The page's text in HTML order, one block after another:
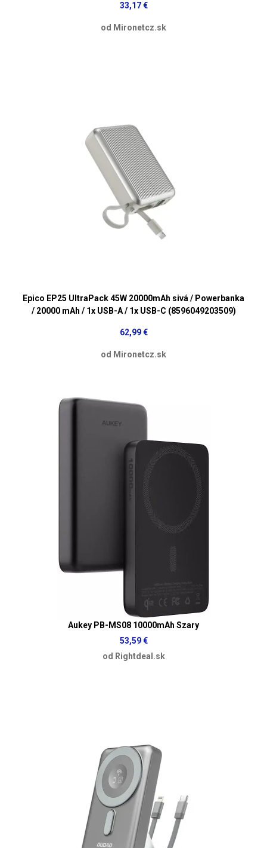
33,17 €
od Mironetcz.sk
Epico EP25 UltraPack 45W 20000mAh sivá / Powerbanka
/ 20000 mAh / 1x USB-A / 1x USB-C (8596049203509)
62,99 €
od Mironetcz.sk
Aukey PB-MS08 10000mAh Szary
53,59 €
od Rightdeal.sk